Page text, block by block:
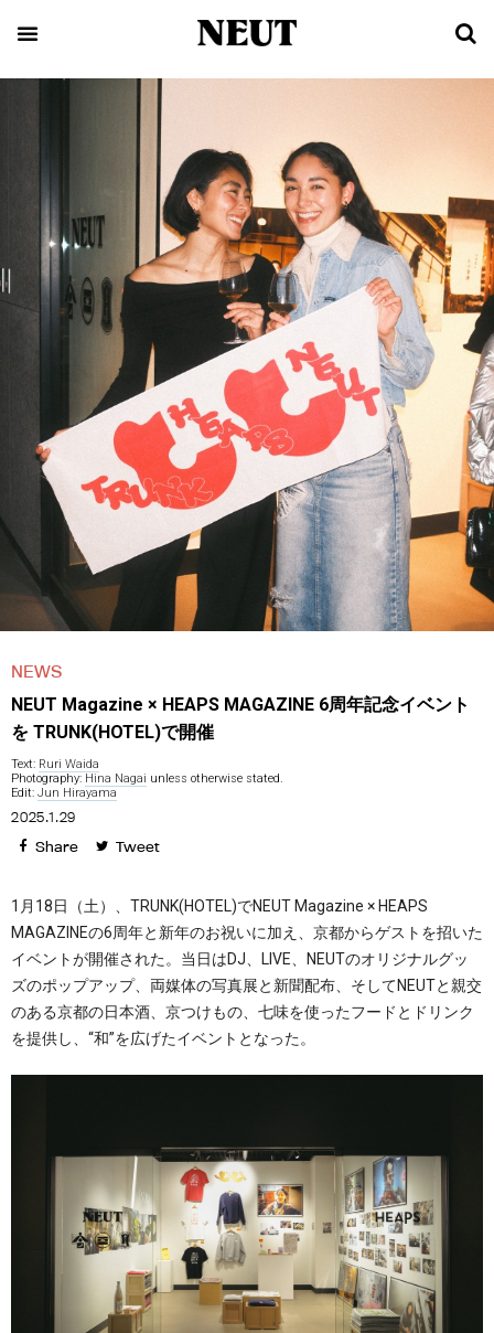
NEWS
NEUT Magazine × HEAPS MAGAZINE 6周年記念イベント
を TRUNK(HOTEL)で開催
Text: Ruri Waida
Photography: Hina Nagai unless otherwise stated.
Edit: Jun Hirayama
2025.1.29
Share Tweet
1月18日（土）、TRUNK(HOTEL)でNEUT Magazine × HEAPS
MAGAZINEの6周年と新年のお祝いに加え、京都からゲストを招いた
イベントが開催された。当日はDJ、LIVE、NEUTのオリジナルグッ
ズのポップアップ、両媒体の写真展と新聞配布、そしてNEUTと親交
のある京都の日本酒、京つけもの、七味を使ったフードとドリンク
を提供し、“和”を広げたイベントとなった。